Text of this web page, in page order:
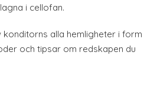
i cellofan.
alla hemligheter i form
och tipsar om redskapen du